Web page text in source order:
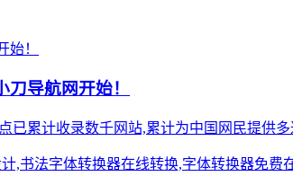
导航网开始！
已累计收录数千网站,累计为中国网民提